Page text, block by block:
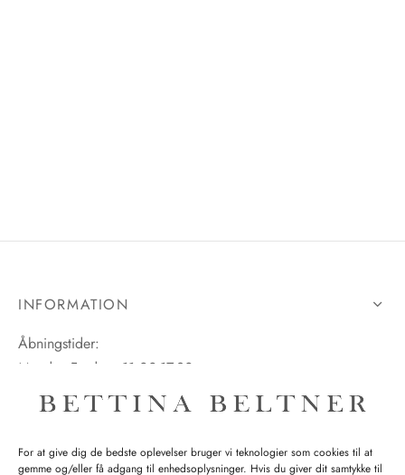
For at give dig de bedste oplevelser bruger vi teknologier som cookies til at
gemme og/eller få adgang til enhedsoplysninger. Hvis du giver dit samtykke til
INFORMATION
Åbningstider:
Mandag-Fredag: 11.00-17.30
Lørdag: 11.00-15.00